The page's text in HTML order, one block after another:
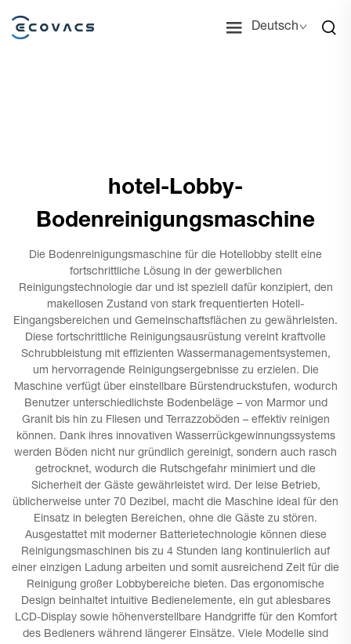
Deutsch
hotel-Lobby-
Bodenreinigungsmaschine
Die Bodenreinigungsmaschine für die Hotellobby stellt eine
fortschrittliche Lösung in der gewerblichen
Reinigungstechnologie dar und ist speziell dafür konzipiert, den
makellosen Zustand von stark frequentierten Hotell-
Eingangsbereichen und Gemeinschaftsflächen zu gewährleisten.
Diese fortschrittliche Reinigungsausrüstung vereint kraftvolle
Schrubbleistung mit effizienten Wassermanagementsystemen,
um hervorragende Reinigungsergebnisse zu erzielen. Die
Maschine verfügt über einstellbare Bürstendruckstufen, wodurch
Benutzer unterschiedlichste Bodenbeläge – von Marmor und
Granit bis hin zu Fliesen und Terrazzoböden – effektiv reinigen
können. Dank ihres innovativen Wasserrückgewinnungssystems
werden Böden nicht nur gründlich gereinigt, sondern auch rasch
getrocknet, wodurch die Rutschgefahr minimiert und die
Sicherheit der Gäste gewährleistet wird. Der leise Betrieb,
üblicherweise unter 70 Dezibel, macht die Maschine ideal für den
Einsatz in belegten Bereichen, ohne die Gäste zu stören.
Ausgestattet mit moderner Batterietechnologie können diese
Reinigungsmaschinen bis zu 4 Stunden lang kontinuierlich auf
einer einzigen Ladung arbeiten und somit ausreichend Zeit für die
Reinigung großer Lobbybereiche bieten. Das ergonomische
Design beinhaltet intuitive Bedienelemente, ein gut ablesbares
LCD-Display sowie höhenverstellbare Handgriffe für den Komfort
des Bedieners während längerer Einsätze. Viele Modelle sind